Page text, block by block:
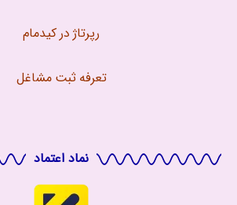
رپرتاژ در کیدمام
تعرفه ثبت مشاغل
نماد اعتماد